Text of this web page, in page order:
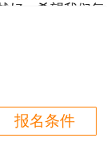
定及补考成绩
确定：上述三
好，希望我们
师的服务态度
越高。祝大家
报名条件